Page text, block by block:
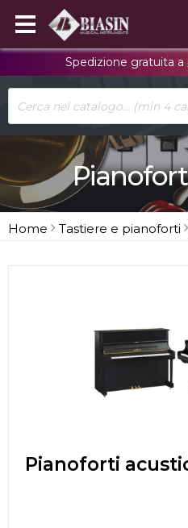
Spedizione gratuita a
Home Tastiere e pianoforti
Pianoforti